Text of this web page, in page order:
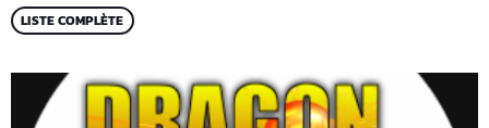
LISTE COMPLÈTE